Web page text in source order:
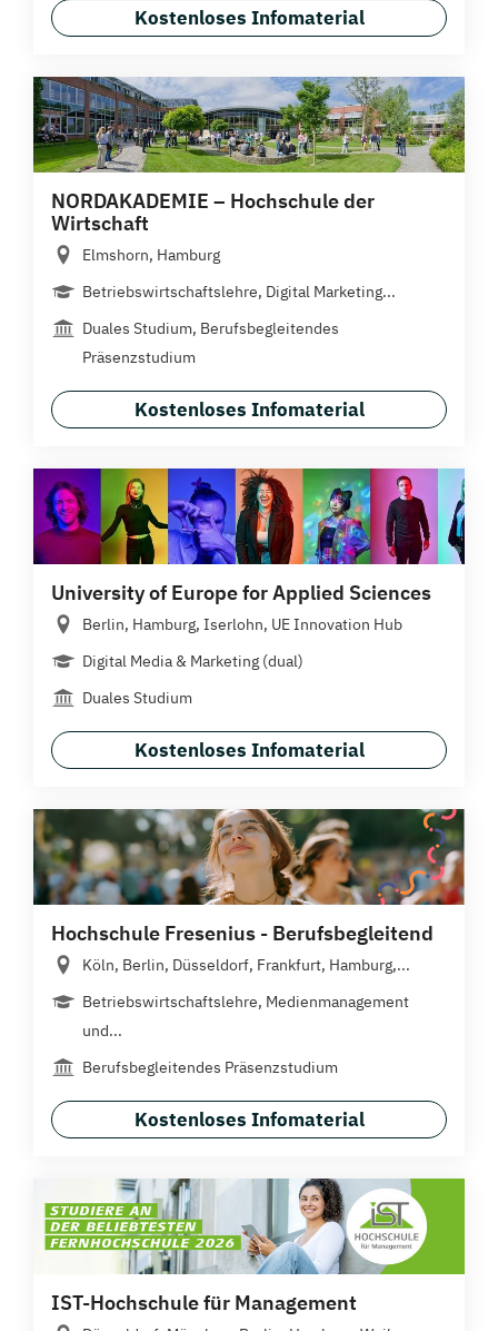
Kostenloses Infomaterial
NORDAKADEMIE – Hochschule der
Wirtschaft
Elmshorn, Hamburg
Betriebswirtschaftslehre, Digital Marketing...
Duales Studium, Berufsbegleitendes
Präsenzstudium
Kostenloses Infomaterial
University of Europe for Applied Sciences
Berlin, Hamburg, Iserlohn, UE Innovation Hub
Digital Media & Marketing (dual)
Duales Studium
Kostenloses Infomaterial
Hochschule Fresenius - Berufsbegleitend
Köln, Berlin, Düsseldorf, Frankfurt, Hamburg,...
Betriebswirtschaftslehre, Medienmanagement
und...
Berufsbegleitendes Präsenzstudium
Kostenloses Infomaterial
IST-Hochschule für Management